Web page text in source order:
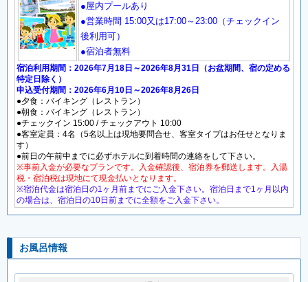
●屋内プールあり
●営業時間 15:00又は17:00～23:00（チェックイン
後利用可）
●宿泊者無料
宿泊利用期間：2026年7月18日～2026年8月31日（お盆期間、宿の定める
特定日除く）
申込受付期間：2026年6月10日～2026年8月26日
●夕食：バイキング（レストラン）
●朝食：バイキング（レストラン）
●チェックイン 15:00 / チェックアウト 10:00
●客室定員：4名（5名以上は現地要問合せ、客室タイプはお任せとなりま
す）
●前日の午前中までに必ずホテルに到着時間の連絡をして下さい。
※事前入金が必要なプランです。入金確認後、宿泊券を郵送します。入湯
税・宿泊税は現地にて現金払いとなります。
※宿泊代金は宿泊日の1ヶ月前までにご入金下さい。宿泊日まで1ヶ月以内
の場合は、宿泊日の10日前までに全額をご入金下さい。
お風呂情報